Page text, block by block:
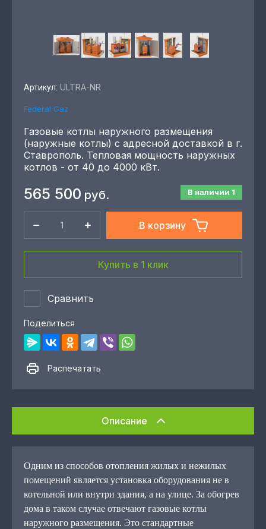
Артикул: ULTRA-NR
Federal Gaz
Газовые котлы наружного размещения
(наружные котлы) с адресной доставкой в г.
Ставрополь. Тепловая мощность наружных
котлов - от 40 до 4000 кВт.
В наличии 1
565 500 руб.
В корзину
Купить в 1 клик
Сравнить
Поделиться
Распечатать
Описание
Одним из способов отопления жилых и нежилых
помещений является установка оборудования не в
котельной или внутри здания, а на улице. За обогрев
дома в таком случае отвечают газовые котлы
наружного размещения. Это стандартные